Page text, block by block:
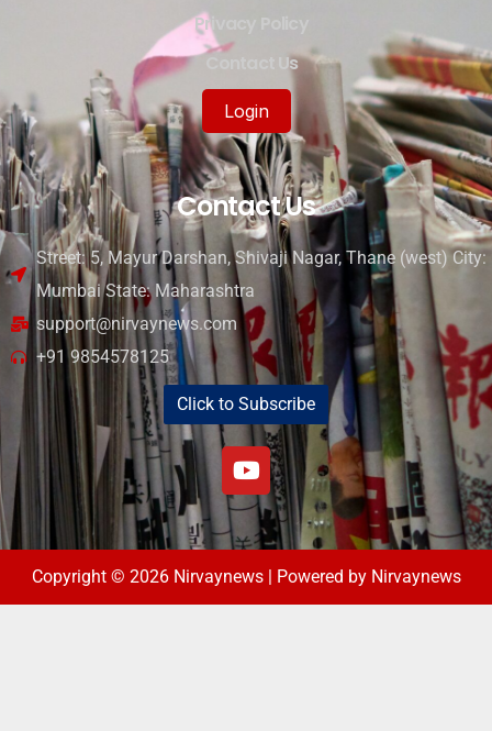
Privacy Policy
Contact Us
Login
Contact Us
Street: 5, Mayur Darshan, Shivaji Nagar, Thane (west) City:
Mumbai State: Maharashtra
support@nirvaynews.com
+91 9854578125
Click to Subscribe
Copyright © 2026 Nirvaynews | Powered by Nirvaynews